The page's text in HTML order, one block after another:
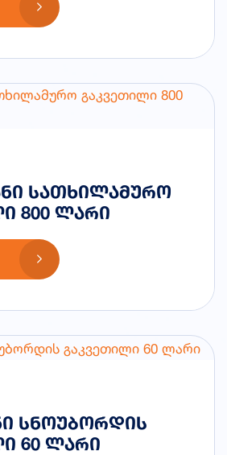
სათხილამურო
800 ლარი
სნოუბორდის
60 ლარი